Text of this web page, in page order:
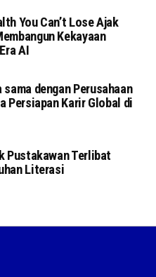
You Can’t Lose Ajak
Kekayaan
AI
sama dengan Perusahaan
Persiapan Karir Global di
Pustakawan Terlibat
Literasi